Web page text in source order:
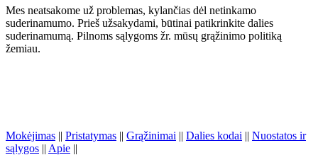
Mes neatsakome už problemas, kylančias dėl netinkamo
suderinamumo. Prieš užsakydami, būtinai patikrinkite dalies
suderinamumą. Pilnoms sąlygoms žr. mūsų grąžinimo politiką
žemiau.
Mokėjimas || Pristatymas || Grąžinimai || Dalies kodai || Nuostatos ir
sąlygos || Apie ||